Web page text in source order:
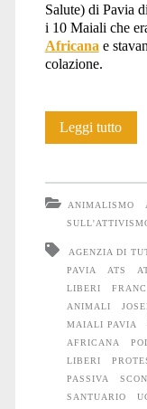
Salute) di Pavia
i 10 Maiali che
Africana e
colazione.
Leggi tutto
al
del
ANIMALISMO
AGENZIA DI
PAVIA
ATS
LIBERI
ANIMALI
MAIALI PAVIA
AFRICANA
LIBERI
PASSIVA
SANTUARIO